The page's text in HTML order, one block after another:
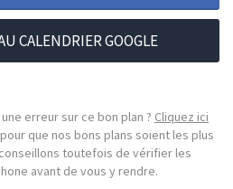
CALENDRIER GOOGLE
erreur sur ce bon plan ? Cliquez ici
que nos bons plans soient les plus
toutefois de vérifier les
avant de vous y rendre.